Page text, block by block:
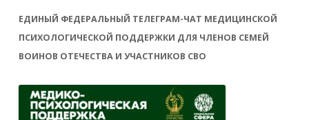
Газированные напитки и продукты с
ЕДИНЫЙ ФЕДЕРАЛЬНЫЙ ТЕЛЕГРАМ-ЧАТ МЕДИЦИНСКОЙ
ПСИХОЛОГИЧЕСКОЙ ПОДДЕРЖКИ ДЛЯ ЧЛЕНОВ СЕМЕЙ
ВОИНОВ ОТЕЧЕСТВА И УЧАСТНИКОВ СВО